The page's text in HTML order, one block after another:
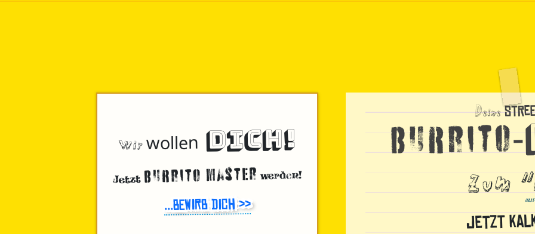
Wirwollen DICH!
Jetzt Burrito Master werden!
...bewirb Dich >>
Deine
Burrito-
zum
Jetzt